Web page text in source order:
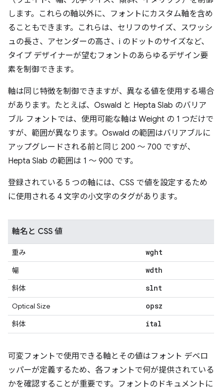
します。これらの軸以外に、フォントにカスタム軸を含め
ることもできます。これらは、セリフのサイズ、スワッシ
ュの長さ、アセンダーの高さ、i のドットのサイズなど、
タイプ デザイナーが望むフォントのあらゆるデザイン要
素を制御できます。
軸は同じ特徴を制御できますが、異なる値を使用する場合
があります。たとえば、Oswald と Hepta Slab のバリア
ブル フォントでは、使用可能な軸は Weight の 1 つだけで
すが、範囲が異なります。Oswald の範囲はバリアブルに
アップグレードされる前と同じ 200 ～ 700 ですが、
Hepta Slab の範囲は 1 ～ 900 です。
登録されている 5 つの軸には、CSS で値を設定するため
に使用される 4 文字の小文字のタグがあります。
軸名と CSS 値
重み wght
幅 wdth
斜体 slnt
Optical Size opsz
斜体 ital
可変フォントで使用できる軸とその値はフォント デベロ
ッパーが定義するため、各フォントで何が提供されている
かを確認することが重要です。フォントのドキュメントに